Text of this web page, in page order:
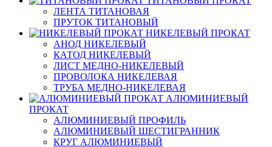
ЛЕНТА ТИТАНОВАЯ
ПРУТОК ТИТАНОВЫЙ
НИКЕЛЕВЫЙ ПРОКАТ
АНОД НИКЕЛЕВЫЙ
КАТОД НИКЕЛЕВЫЙ
ЛИСТ МЕДНО-НИКЕЛЕВЫЙ
ПРОВОЛОКА НИКЕЛЕВАЯ
ТРУБА МЕДНО-НИКЕЛЕВАЯ
АЛЮМИНИЕВЫЙ
ПРОКАТ
АЛЮМИНИЕВЫЙ ПРОФИЛЬ
АЛЮМИНИЕВЫЙ ШЕСТИГРАННИК
КРУГ АЛЮМИНИЕВЫЙ